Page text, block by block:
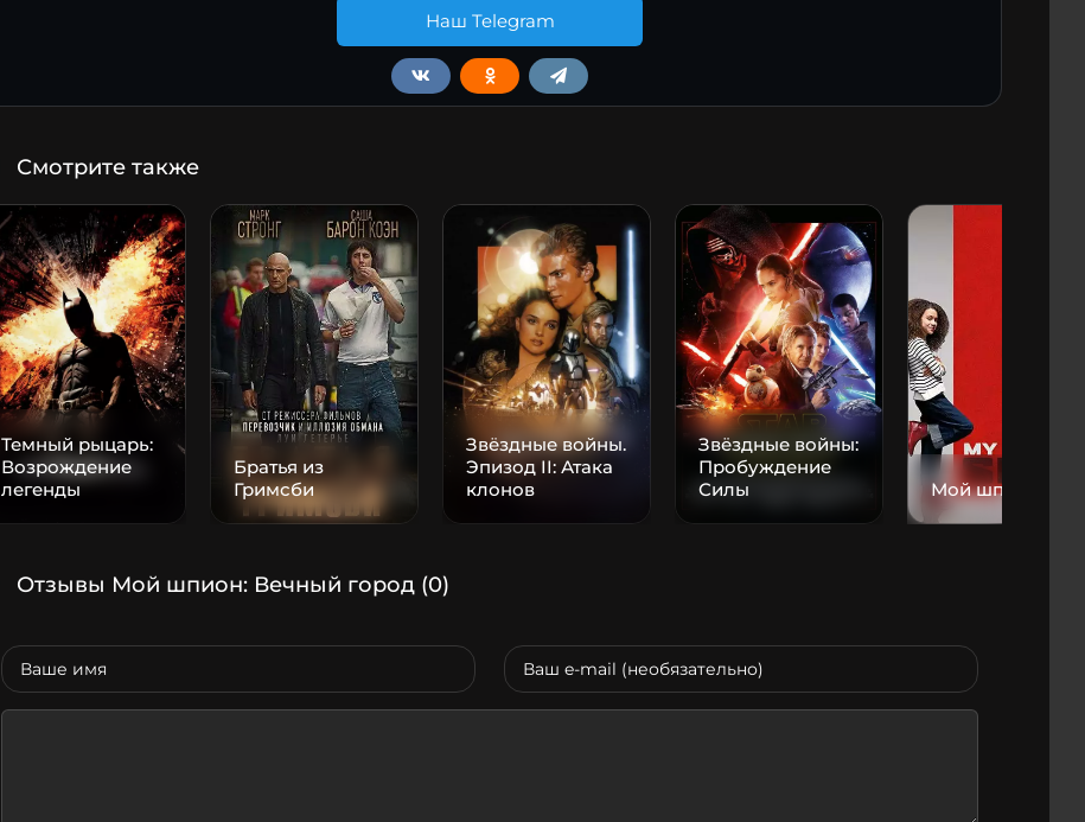
Наш Telegram
Смотрите также
Темный рыцарь:
Возрождение
легенды
Братья из
Гримсби
Звёздные войны.
Эпизод II: Атака
клонов
Звёздные войны:
Пробуждение
Силы
Мой шпион
Отзывы Мой шпион: Вечный город (0)